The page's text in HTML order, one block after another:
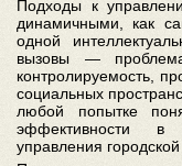
Подходы к
динамичными, как
одной
вызовы —
контролируемость,
социальных
любой попытке
эффективности в
управления